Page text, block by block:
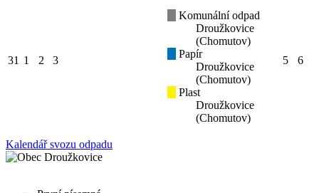
31 1 2 3
Komunální odpad
Droužkovice
(Chomutov)
Papír
Droužkovice
(Chomutov)
Plast
Droužkovice
(Chomutov)
5 6
Kalendář svozu odpadu